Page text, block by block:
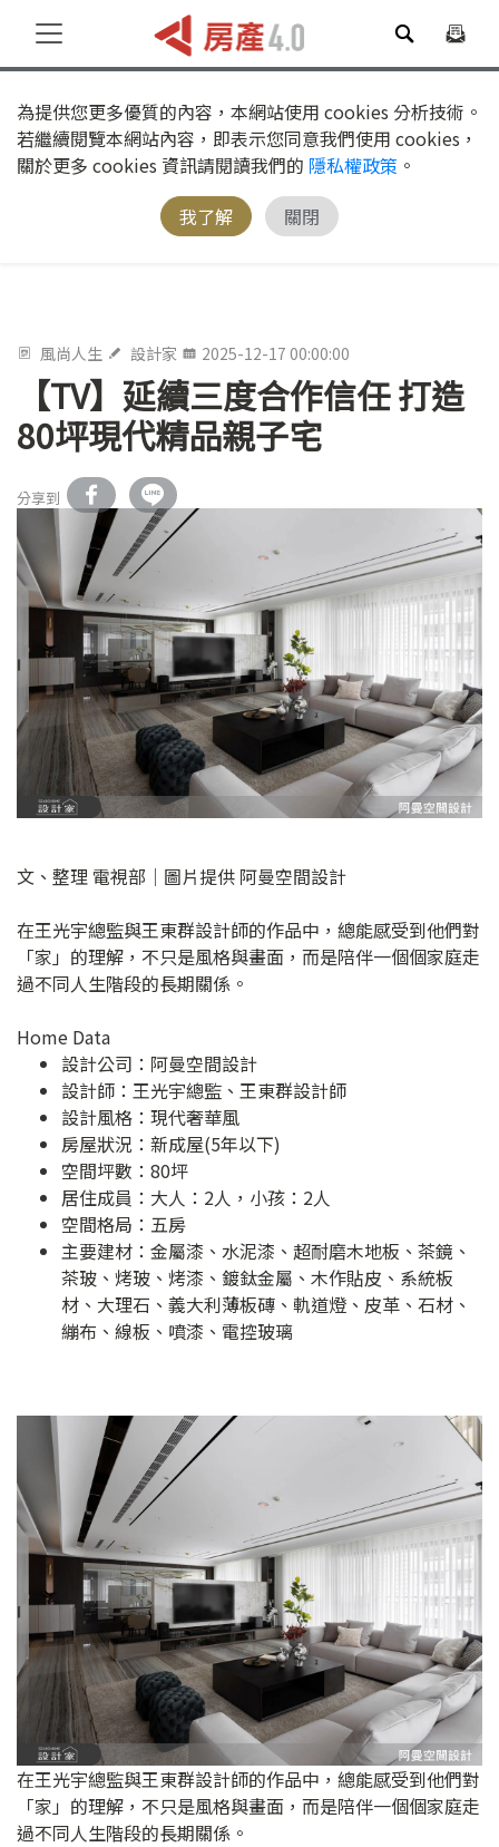
為提供您更多優質的內容，本網站使用 cookies 分析技術。
若繼續閱覽本網站內容，即表示您同意我們使用 cookies，
關於更多 cookies 資訊請閱讀我們的 隱私權政策 。
我了解
關閉
風尚人生 設計家 2025-12-17 00:00:00
【TV】延續三度合作信任 打造
80坪現代精品親子宅
分享到
文、整理 電視部│圖片提供 阿曼空間設計
在王光宇總監與王東群設計師的作品中，總能感受到他們對
「家」的理解，不只是風格與畫面，而是陪伴一個個家庭走
過不同人生階段的長期關係。
Home Data
設計公司： 阿曼空間設計
設計師：王光宇總監、王東群設計師
設計風格：現代奢華風
房屋狀況：新成屋(5年以下)
空間坪數：80坪
居住成員：大人：2人，小孩：2人
空間格局：五房
主要建材：金屬漆、水泥漆、超耐磨木地板、茶鏡、
茶玻、烤玻、烤漆、鍍鈦金屬、木作貼皮、系統板
材、大理石、義大利薄板磚、軌道燈、皮革、石材、
繃布、線板、噴漆、電控玻璃
在王光宇總監與王東群設計師的作品中，總能感受到他們對
「家」的理解，不只是風格與畫面，而是陪伴一個個家庭走
過不同人生階段的長期關係。